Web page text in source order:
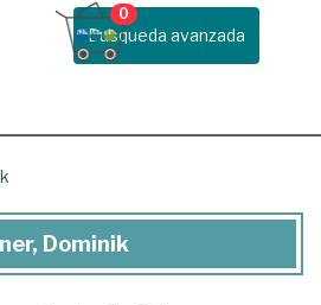
Busqueda avanzada
0
Dominik